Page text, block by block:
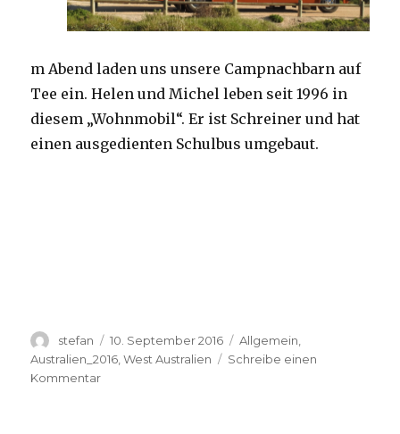
m Abend laden uns unsere Campnachbarn auf
Tee ein. Helen und Michel leben seit 1996 in
diesem „Wohnmobil“. Er ist Schreiner und hat
einen ausgedienten Schulbus umgebaut.
Autor
stefan
Veröffentlicht
am
10. September 2016 Kategorien
Allgemein
Australien_2016 ,West Australien
Schreibe einen
Kommentarzu